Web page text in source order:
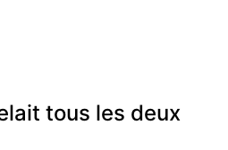
tous les deux